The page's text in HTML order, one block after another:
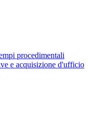
procedimentali
e acquisizione d'ufficio